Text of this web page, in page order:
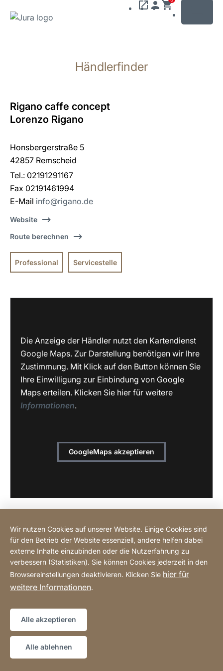
wechseln
Händlerfinder
Rigano caffe concept
Lorenzo Rigano
Honsbergerstraße 5
42857 Remscheid
Tel.: 02191291167
Fax 02191461994
E-Mail info@rigano.de
Website
Route berechnen
Professional Servicestelle
Die Anzeige der Händler nutzt den Kartendienst
Google Maps. Zur Darstellung benötigen wir Ihre
Zustimmung. Mit Klick auf den Button können Sie
Ihre Einwilligung zur Einbindung von Google
Maps erteilen. Klicken Sie hier für weitere
Informationen.
GoogleMaps akzeptieren
Online einkaufen
Hotline
Website
[Website
information]
Datenschutz
Wir nutzen Cookies auf unserer Website. Einige Cookies sind
für den Betrieb der Website essenziell, andere helfen dabei
externe Inhalte einzubinden oder die Nutzerfahrung zu
verbessern (Statistiken). Sie können Cookies jederzeit in den
Browsereinstellungen deaktivieren. Klicken Sie hier für
weitere Informationen.
Alle akzeptieren
Alle ablehnen